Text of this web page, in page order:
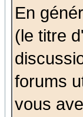
En
(le titre
forums
vous